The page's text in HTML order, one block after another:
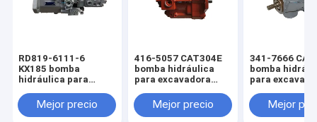
RD819-6111-6
KX185 bomba
hidráulica para
Mejor precio
416-5057 CAT304E
bomba hidráulica
para excavadora
Mejor precio
341-7666
bomba
para
Mejor